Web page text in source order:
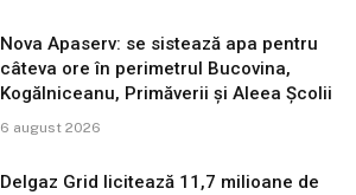
Nova Apaserv: se sistează apa pentru
câteva ore în perimetrul Bucovina,
Kogălniceanu, Primăverii și Aleea Școlii
6 august 2026
Delgaz Grid licitează 11,7 milioane de